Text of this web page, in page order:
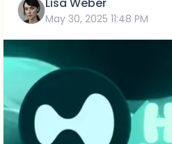
May 30, 2025 11:48 PM